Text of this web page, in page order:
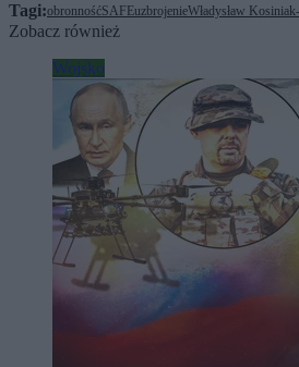
Tagi:obronnośćSAFEuzbrojenieWładysław
Zobacz również
Wojsko